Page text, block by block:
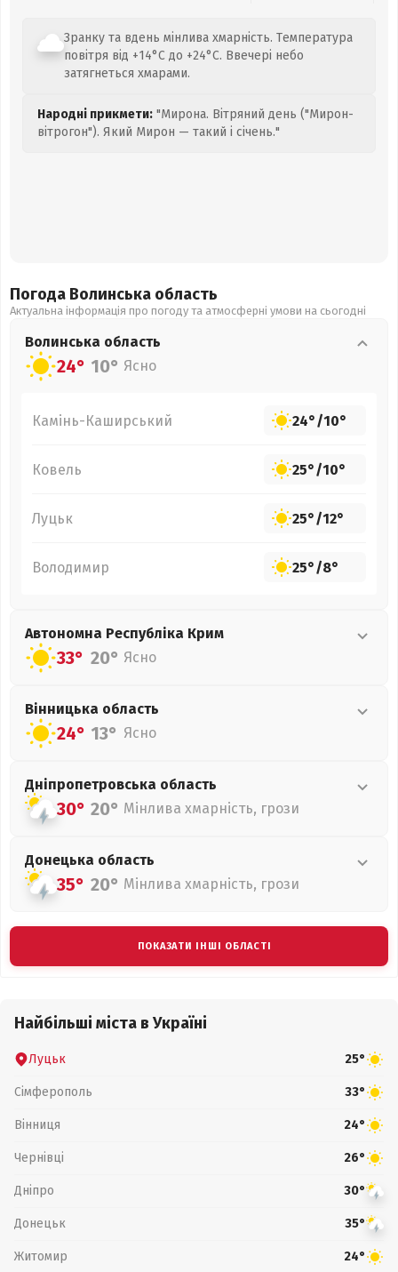
Зранку та вдень мінлива хмарність. Температура
повітря від +14°C до +24°C. Ввечері небо
затягнеться хмарами.
Народні прикмети: "Мирона. Вітряний день ("Мирон-
вітрогон"). Який Мирон — такий і січень."
Погода Волинська область
Актуальна інформація про погоду та атмосферні умови на сьогодні
Волинська область
24° 10° Ясно
Камінь-Каширський 24°/10°
Ковель 25°/10°
Луцьк 25°/12°
Володимир 25°/8°
Автономна Республіка Крим
33° 20° Ясно
Вінницька область
24° 13° Ясно
Дніпропетровська область
30° 20° Мінлива хмарність, грози
Донецька область
35° 20° Мінлива хмарність, грози
ПОКАЗАТИ ІНШІ ОБЛАСТІ
Найбільші міста в Україні
Луцьк 25°
Сімферополь 33°
Вінниця 24°
Чернівці 26°
Дніпро 30°
Донецьк 35°
Житомир 24°